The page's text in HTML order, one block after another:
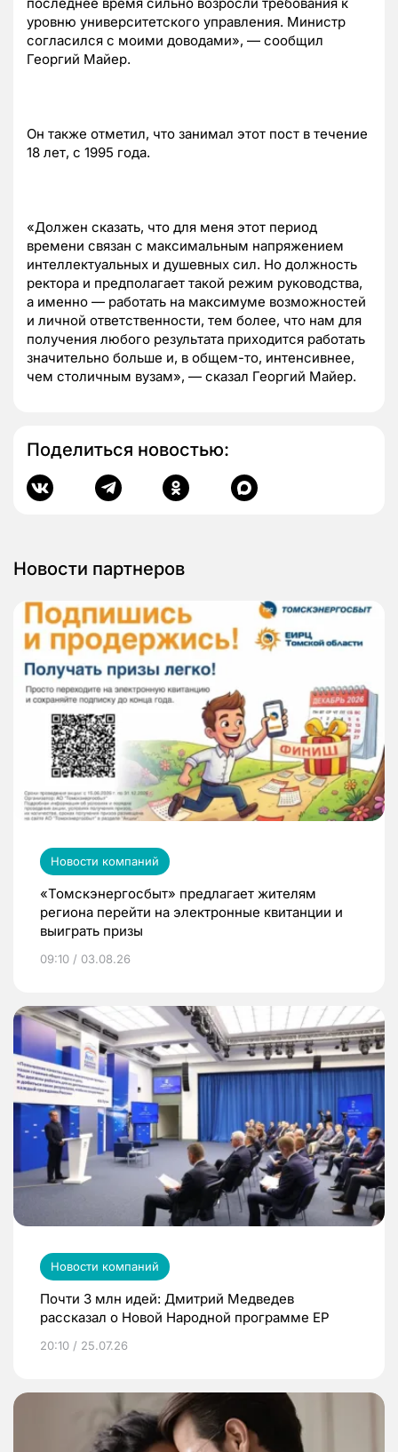
последнее время сильно возросли требования к
уровню университетского управления. Министр
согласился с моими доводами», — сообщил
Георгий Майер.
Он также отметил, что занимал этот пост в течение
18 лет, с 1995 года.
«Должен сказать, что для меня этот период
времени связан с максимальным напряжением
интеллектуальных и душевных сил. Но должность
ректора и предполагает такой режим руководства,
а именно — работать на максимуме возможностей
и личной ответственности, тем более, что нам для
получения любого результата приходится работать
значительно больше и, в общем-то, интенсивнее,
чем столичным вузам», — сказал Георгий Майер.
Поделиться новостью:
Новости партнеров
Новости компаний
«Томскэнергосбыт» предлагает жителям
региона перейти на электронные квитанции и
выиграть призы
09:10 / 03.08.26
Новости компаний
Почти 3 млн идей: Дмитрий Медведев
рассказал о Новой Народной программе ЕР
20:10 / 25.07.26